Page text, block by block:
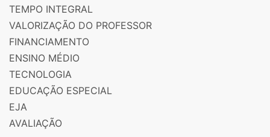
TEMPO INTEGRAL
VALORIZAÇÃO DO PROFESSOR
FINANCIAMENTO
ENSINO MÉDIO
TECNOLOGIA
EDUCAÇÃO ESPECIAL
EJA
AVALIAÇÃO